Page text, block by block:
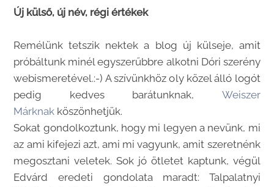
Új külső, új név, régi értékek
Remélünk tetszik nektek a blog új külseje, amit
próbáltunk minél egyszerűbbre alkotni Dóri szerény
webismeretével.:-) A szívünkhöz oly közel álló logót
pedig kedves barátunknak, Weiszer
Márknak köszönhetjük.
Sokat gondolkoztunk, hogy mi legyen a nevünk, mi
az ami kifejezi azt, ami mi vagyunk, amit szeretnénk
megosztani veletek. Sok jó ötletet kaptunk, végül
Edvárd eredeti gondolata maradt: Talpalatnyi